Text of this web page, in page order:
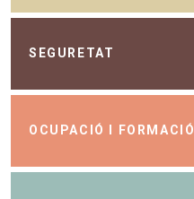
SEGURETAT
OCUPACIÓ I FORMACIÓ